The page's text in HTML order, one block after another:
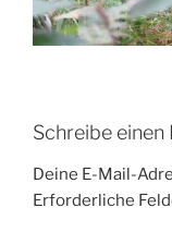
Schreibe
Deine E-Mail-
Erforderliche